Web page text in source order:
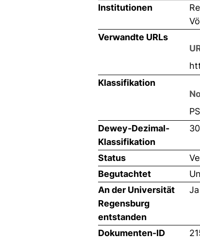
Institutionen
Verwandte URLs
Klassifikation
Dewey-Dezimal-
Klassifikation
Status
Begutachtet
An der Universität
Regensburg
entstanden
Ja
Dokumenten-ID